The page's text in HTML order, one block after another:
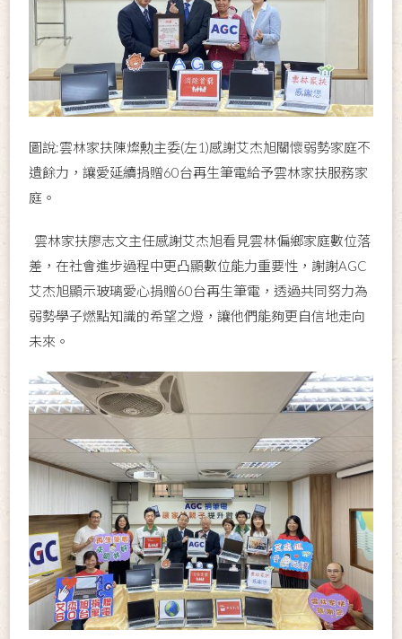
圖說:雲林家扶陳燦勲主委(左1)感謝艾杰旭關懷弱勢家庭不
遺餘力，讓愛延續捐贈60台再生筆電給予雲林家扶服務家
庭。
雲林家扶廖志文主任感謝艾杰旭看見雲林偏鄉家庭數位落
差，在社會進步過程中更凸顯數位能力重要性，謝謝AGC
艾杰旭顯示玻璃愛心捐贈60台再生筆電，透過共同努力為
弱勢學子燃點知識的希望之燈，讓他們能夠更自信地走向
未來。